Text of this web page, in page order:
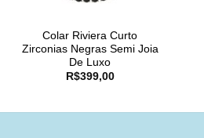
Colar Riviera Curto
Zirconias Negras Semi Joia
De Luxo
R$399,00